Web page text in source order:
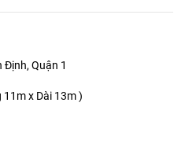
Định, Quận 1
x Dài 13m )